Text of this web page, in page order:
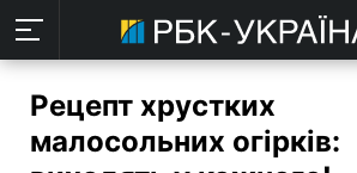
Рецепт хрустких
малосольних огірків: